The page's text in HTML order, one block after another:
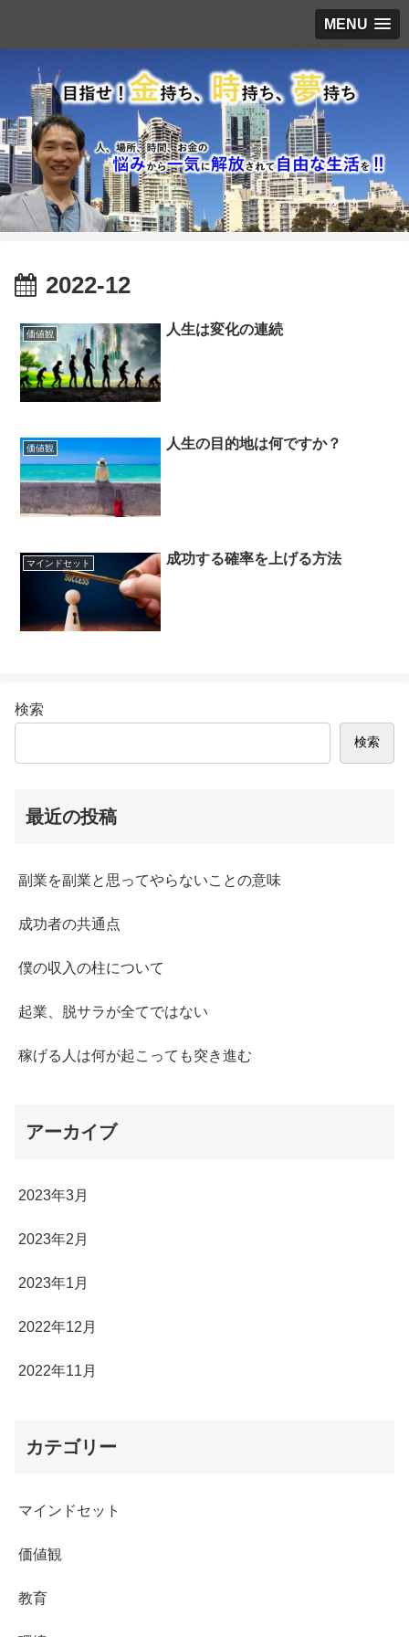
MENU
2022-12
価値観 人生は変化の連続
価値観 人生の目的地は何ですか？
マインドセット 成功する確率を上げる方法
検索
検索
最近の投稿
副業を副業と思ってやらないことの意味
成功者の共通点
僕の収入の柱について
起業、脱サラが全てではない
稼げる人は何が起こっても突き進む
アーカイブ
2023年3月
2023年2月
2023年1月
2022年12月
2022年11月
カテゴリー
マインドセット
価値観
教育